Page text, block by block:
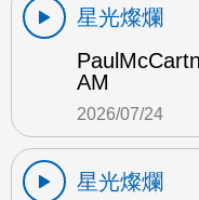
星光燦爛
AM
2026/07/24
星光燦爛